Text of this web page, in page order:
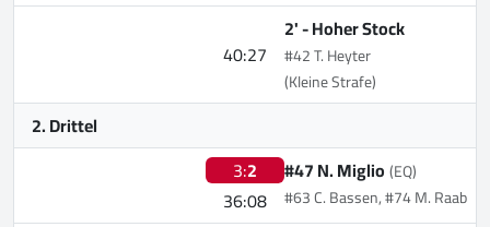
40:27
2' -Hoher Stock
#42 T. Heyter
(Kleine Strafe)
2. Drittel
3:2
36:08
#47 N. Miglio(EQ)
#63 C. Bassen, #74 M. Raab